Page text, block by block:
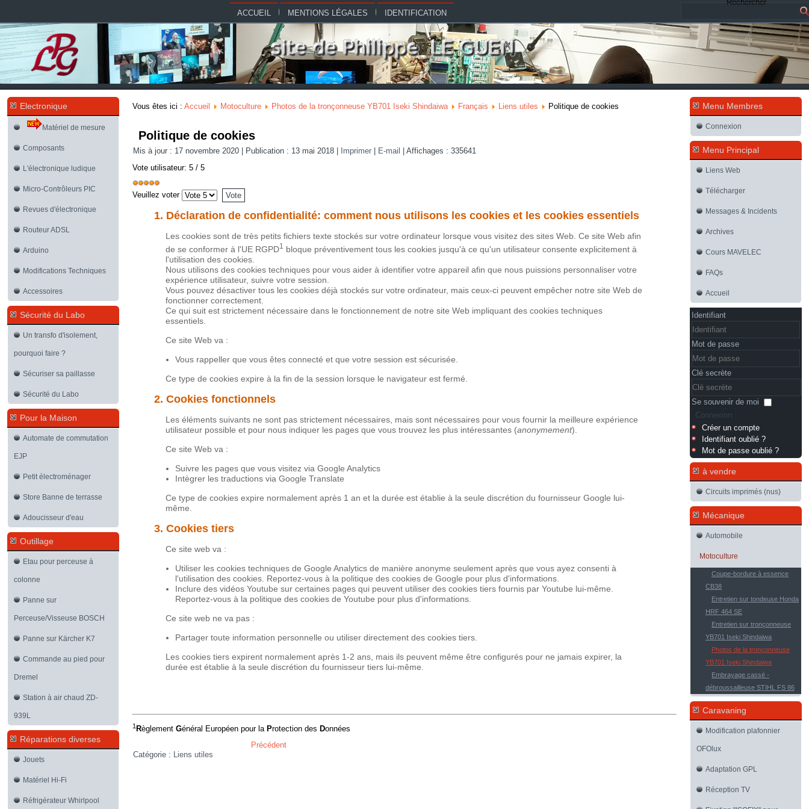
Rechercher
ACCUEIL
MENTIONS LÉGALES IDENTIFICATION
Electronique
Matériel de mesure
Composants
L'électronique ludique
Micro-Contrôleurs PIC
Revues d'électronique
Routeur ADSL
Arduino
Modifications Techniques
Accessoires
Sécurité du Labo
Un transfo d'isolement,
pourquoi faire ?
Sécuriser sa paillasse
Sécurité du Labo
Pour la Maison
Automate de commutation
EJP
Petit électroménager
Store Banne de terrasse
Adoucisseur d'eau
Outillage
Etau pour perceuse à
colonne
Panne sur
Perceuse/Visseuse BOSCH
Panne sur Kärcher K7
Commande au pied pour
Dremel
Station à air chaud ZD-
939L
Réparations diverses
Jouets
Matériel Hi-Fi
Réfrigérateur Whirlpool
Vous êtes ici : Accueil Motoculture Photos de la tronçonneuse YB701 Iseki Shindaiwa Français Liens utiles Politique de cookies
Politique de cookies
Mis à jour : 17 novembre 2020 Publication : 13 mai 2018 Imprimer E-mail
Affichages : 335641
Vote utilisateur: 5 / 5
Veuillez voter
1. Déclaration de confidentialité: comment nous utilisons les cookies et les cookies essentiels
Les cookies sont de très petits fichiers texte stockés sur votre ordinateur lorsque vous visitez des sites Web. Ce site Web afin
de se conformer à l'UE RGPD1 bloque préventivement tous les cookies jusqu'à ce qu'un utilisateur consente explicitement à
l'utilisation des cookies.
Nous utilisons des cookies techniques pour vous aider à identifier votre appareil afin que nous puissions personnaliser votre
expérience utilisateur, suivre votre session.
Vous pouvez désactiver tous les cookies déjà stockés sur votre ordinateur, mais ceux-ci peuvent empêcher notre site Web de
fonctionner correctement.
Ce qui suit est strictement nécessaire dans le fonctionnement de notre site Web impliquant des cookies techniques
essentiels.
Ce site Web va :
Vous rappeller que vous êtes connecté et que votre session est sécurisée.
Ce type de cookies expire à la fin de la session lorsque le navigateur est fermé.
2. Cookies fonctionnels
Les éléments suivants ne sont pas strictement nécessaires, mais sont nécessaires pour vous fournir la meilleure expérience
utilisateur possible et pour nous indiquer les pages que vous trouvez les plus intéressantes (anonymement).
Ce site Web va :
Suivre les pages que vous visitez via Google Analytics
Intègrer les traductions via Google Translate
Ce type de cookies expire normalement après 1 an et la durée est établie à la seule discrétion du fournisseur Google lui-
même.
3. Cookies tiers
Ce site web va :
Utiliser les cookies techniques de Google Analytics de manière anonyme seulement après que vous ayez consenti à
l'utilisation des cookies. Reportez-vous à la politique des cookies de Google pour plus d'informations.
Inclure des vidéos Youtube sur certaines pages qui peuvent utiliser des cookies tiers fournis par Youtube lui-même.
Reportez-vous à la politique des cookies de Youtube pour plus d'informations.
Ce site web ne va pas :
Partager toute information personnelle ou utiliser directement des cookies tiers.
Les cookies tiers expirent normalement après 1-2 ans, mais ils peuvent même être configurés pour ne jamais expirer, la
durée est établie à la seule discrétion du fournisseur tiers lui-même.
1 Règlement Général Européen pour la Protection des Données
Précédent
Catégorie : Liens utiles
Menu Membres
Connexion
Menu Principal
Liens Web
Télécharger
Messages & Incidents
Archives
Cours MAVELEC
FAQs
Accueil
Identifiant
Mot de passe
Clé secrète
Se souvenir de moi
Connexion
Créer un compte
Identifiant oublié ?
Mot de passe oublié ?
à vendre
Circuits imprimés (nus)
Mécanique
Automobile
Motoculture
Coupe-bordure à essence
CB38
Entretien sur tondeuse Honda
HRF 464 SE
Entretien sur tronçonneuse
YB701 Iseki Shindaiwa
Photos de la tronçonneuse
YB701 Iseki Shindaiwa
Embrayage cassé -
débroussailleuse STIHL FS 86
Caravaning
Modification plafonnier
OFOlux
Adaptation GPL
Réception TV